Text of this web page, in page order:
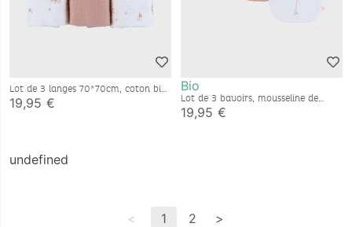
Lot de 3 langes 70*70cm, coton bio
19,95 €
Bio
Lot de 3 bavoirs, mousseline de
coton bio et éponge
19,95 €
undefined
< 1 2 >